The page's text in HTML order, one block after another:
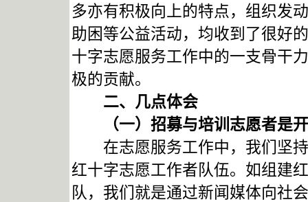
多亦有积极向上的特点，组织发
助困等公益活动，均收到了很好
十字志愿服务工作中的一支骨干
极的贡献。
二、几点体会
（一）招募与培训志愿者是开
在志愿服务工作中，我们坚持
红十字志愿工作者队伍。如组建
队，我们就是通过新闻媒体向社